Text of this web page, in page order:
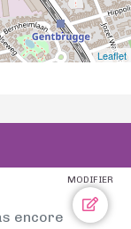
Leaflet
MODIFIER
encore